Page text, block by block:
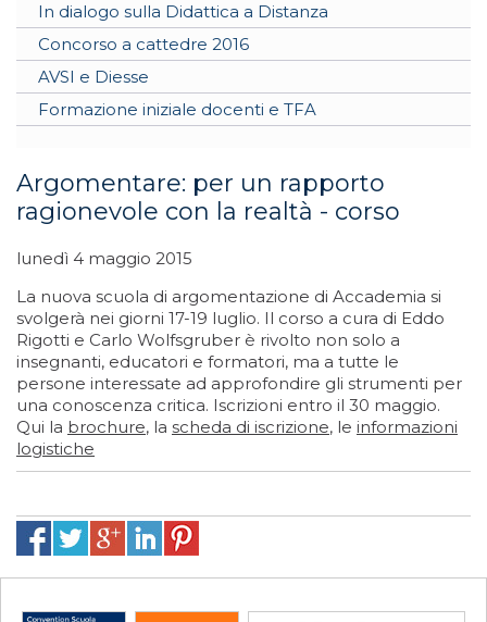
In dialogo sulla Didattica a Distanza
Concorso a cattedre 2016
AVSI e Diesse
Formazione iniziale docenti e TFA
Argomentare: per un rapporto
ragionevole con la realtà - corso
lunedì 4 maggio 2015
La nuova scuola di argomentazione di Accademia si
svolgerà nei giorni 17-19 luglio. Il corso a cura di Eddo
Rigotti e Carlo Wolfsgruber è rivolto non solo a
insegnanti, educatori e formatori, ma a tutte le
persone interessate ad approfondire gli strumenti per
una conoscenza critica. Iscrizioni entro il 30 maggio.
Qui la brochure, la scheda di iscrizione, le informazioni
logistiche